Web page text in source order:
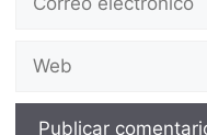
electrónico